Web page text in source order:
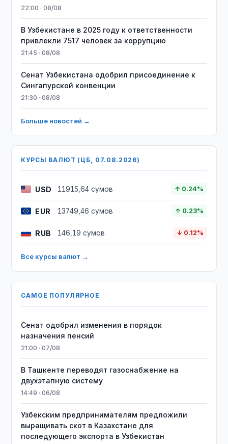
22:00 · 08/08
В Узбекистане в 2025 году к ответственности
привлекли 7517 человек за коррупцию
21:45 · 08/08
Сенат Узбекистана одобрил присоединение к
Сингапурской конвенции
21:30 · 08/08
Больше новостей →
КУРСЫ ВАЛЮТ (ЦБ, 07.08.2026)
USD 11915,64 сумов ↑ 0.24%
EUR 13749,46 сумов ↑ 0.23%
RUB 146,19 сумов ↓ 0.12%
Все курсы валют →
САМОЕ ПОПУЛЯРНОЕ
Сенат одобрил изменения в порядок
назначения пенсий
21:00 · 07/08
В Ташкенте переводят газоснабжение на
двухэтапную систему
14:49 · 06/08
Узбекским предпринимателям предложили
выращивать скот в Казахстане для
последующего экспорта в Узбекистан